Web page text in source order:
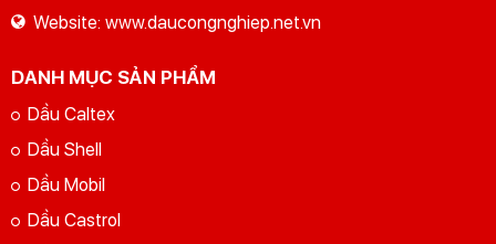
Website: www.daucongnghiep.net.vn
DANH MỤC SẢN PHẨM
Dầu Caltex
Dầu Shell
Dầu Mobil
Dầu Castrol